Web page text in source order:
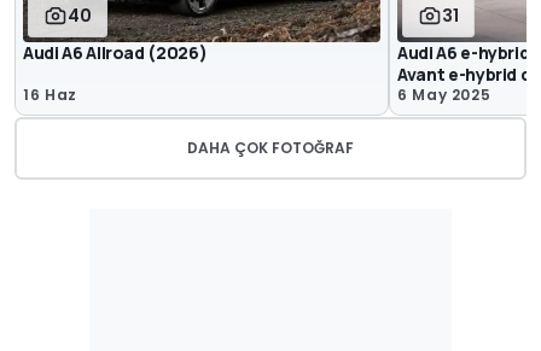
40
Audi A6 Allroad (2026)
16 Haz
31
Audi A6 e-hybrid
Avant e-hybrid
6 May 2025
DAHA ÇOK FOTOĞRAF